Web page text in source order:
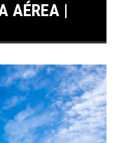
AÉREA |